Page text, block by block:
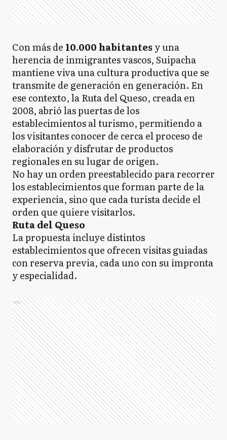
Con más de 10.000 habitantes y una
herencia de inmigrantes vascos, Suipacha
mantiene viva una cultura productiva que se
transmite de generación en generación. En
ese contexto, la Ruta del Queso, creada en
2008, abrió las puertas de los
establecimientos al turismo, permitiendo a
los visitantes conocer de cerca el proceso de
elaboración y disfrutar de productos
regionales en su lugar de origen.
No hay un orden preestablecido para recorrer
los establecimientos que forman parte de la
experiencia, sino que cada turista decide el
orden que quiere visitarlos.
Ruta del Queso
La propuesta incluye distintos
establecimientos que ofrecen visitas guiadas
con reserva previa, cada uno con su impronta
y especialidad.
Ads